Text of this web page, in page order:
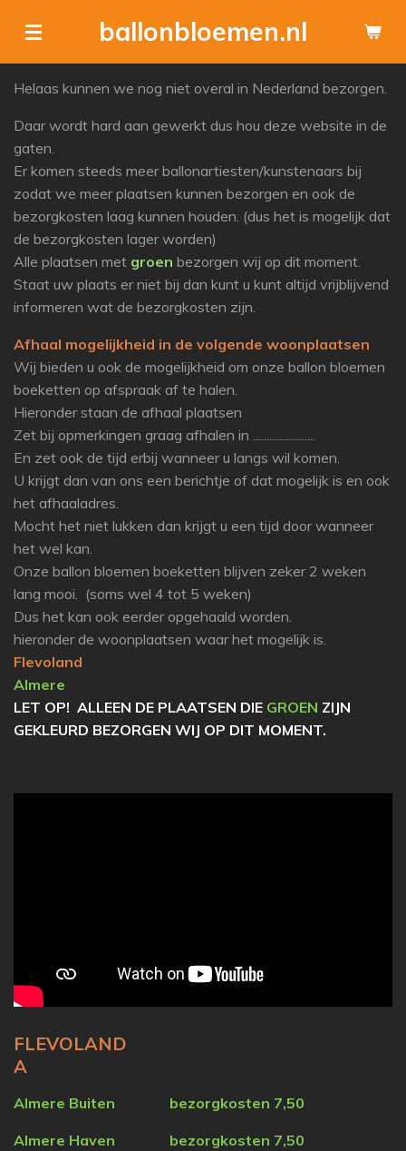
direct
naar
de
ballonbloemen.nl
Helaas kunnen we nog niet overal in Nederland bezorgen.
Daar wordt hard aan gewerkt dus hou deze website in de
gaten.
Er komen steeds meer ballonartiesten/kunstenaars bij
zodat we meer plaatsen kunnen bezorgen en ook de
bezorgkosten laag kunnen houden. (dus het is mogelijk dat
de bezorgkosten lager worden)
Alle plaatsen met groen bezorgen wij op dit moment.
Staat uw plaats er niet bij dan kunt u kunt altijd vrijblijvend
informeren wat de bezorgkosten zijn.
Afhaal mogelijkheid in de volgende woonplaatsen
Wij bieden u ook de mogelijkheid om onze ballon bloemen
boeketten op afspraak af te halen.
Hieronder staan de afhaal plaatsen
Zet bij opmerkingen graag afhalen in .......................
En zet ook de tijd erbij wanneer u langs wil komen.
U krijgt dan van ons een berichtje of dat mogelijk is en ook
het afhaaladres.
Mocht het niet lukken dan krijgt u een tijd door wanneer
het wel kan.
Onze ballon bloemen boeketten blijven zeker 2 weken
lang mooi. (soms wel 4 tot 5 weken)
Dus het kan ook eerder opgehaald worden.
hieronder de woonplaatsen waar het mogelijk is.
Flevoland
Almere
LET OP! ALLEEN DE PLAATSEN DIE GROEN ZIJN
GEKLEURD BEZORGEN WIJ OP DIT MOMENT.
FLEVOLAND
A
Almere Buiten bezorgkosten 7,50
Almere Haven bezorgkosten 7,50